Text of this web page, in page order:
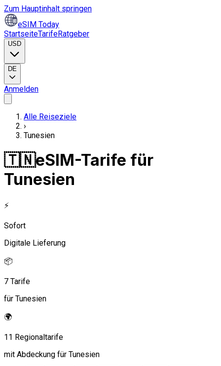
Zum Hauptinhalt springen
eSIM Today
StartseiteTarifeRatgeber
USD
DE
Anmelden
Alle Reiseziele
›
Tunesien
🇹🇳eSIM-Tarife für
Tunesien
⚡
Sofort
Digitale Lieferung
📦
7 Tarife
für Tunesien
🌍
11 Regionaltarife
mit Abdeckung für Tunesien